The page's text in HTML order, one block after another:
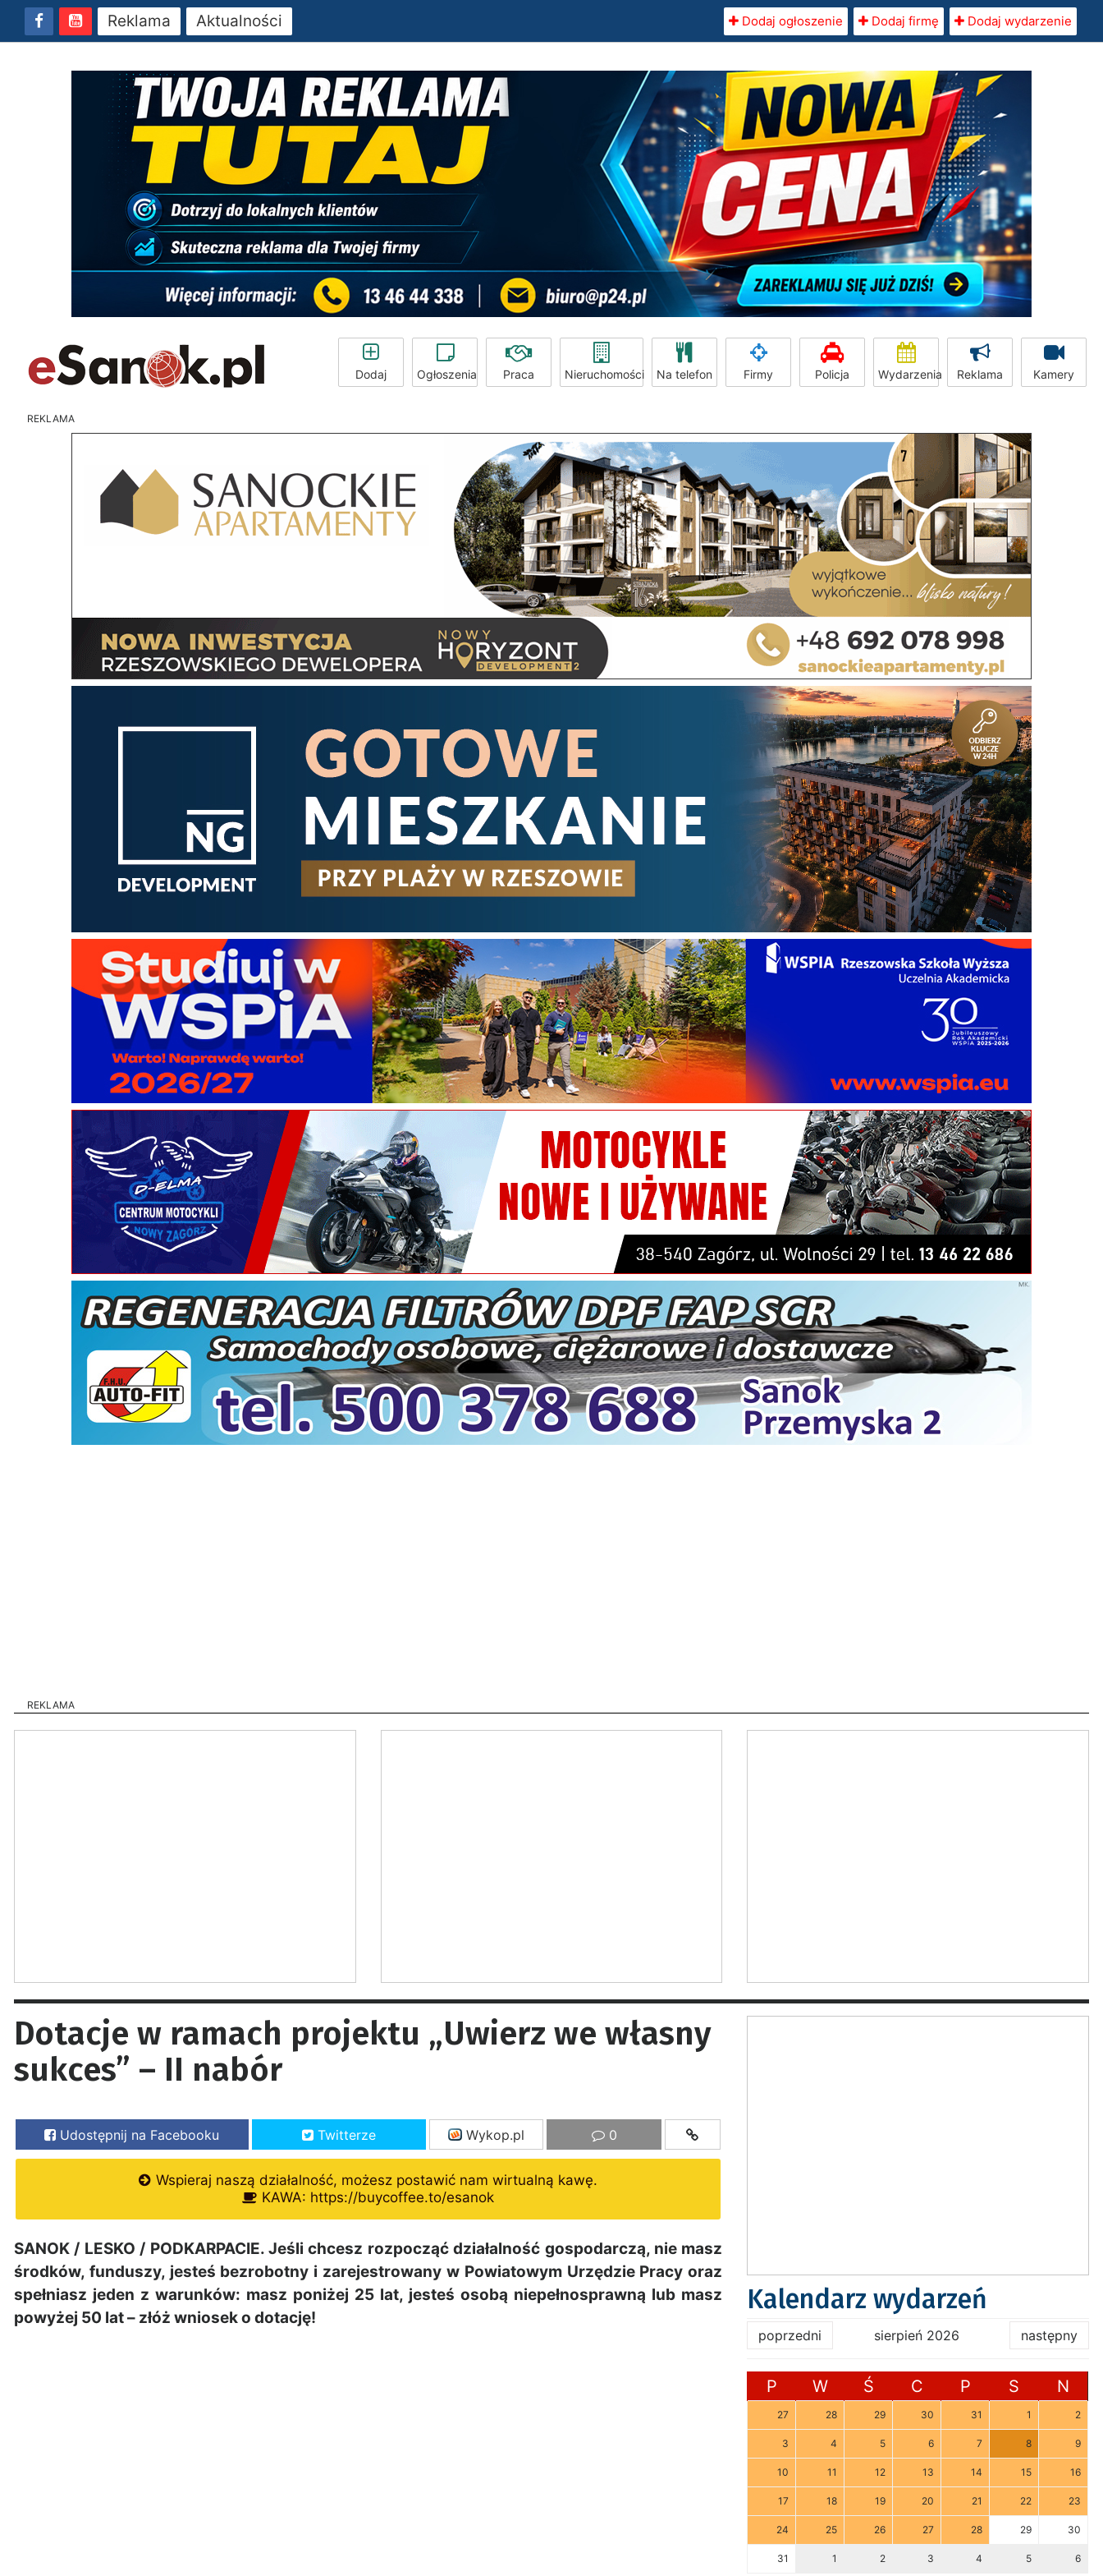
Reklama Aktualności Dodaj ogłoszenie Dodaj firmę Dodaj wydarzenie
Dodaj Ogłoszenia Praca Nieruchomości Na telefon Firmy Policja Wydarzenia Reklama Kamery
REKLAMA
REKLAMA
Dotacje w ramach projektu „Uwierz we własny
sukces” – II nabór
Udostępnij na Facebooku Twitterze Wykop.pl 0
Wspieraj naszą działalność, możesz postawić nam wirtualną kawę.
KAWA: https://buycoffee.to/esanok
SANOK / LESKO / PODKARPACIE. Jeśli chcesz rozpocząć działalność gospodarczą, nie masz
środków, funduszy, jesteś bezrobotny i zarejestrowany w Powiatowym Urzędzie Pracy oraz
spełniasz jeden z warunków: masz poniżej 25 lat, jesteś osobą niepełnosprawną lub masz
powyżej 50 lat – złóż wniosek o dotację!
Kalendarz wydarzeń
poprzedni sierpień 2026 następny
P W Ś C P S N
27 28 29 30 31 1 2
3 4 5 6 7 8 9
10 11 12 13 14 15 16
17 18 19 20 21 22 23
24 25 26 27 28 29 30
31 1 2 3 4 5 6